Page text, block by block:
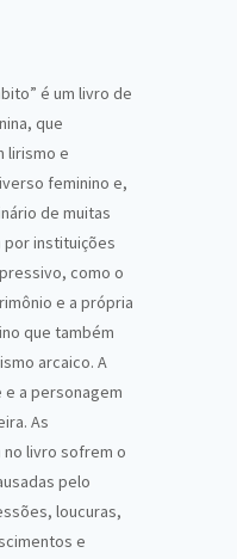
é um livro de
que
lirismo e
feminino e,
de muitas
por instituições
como o
e a própria
que também
arcaico. A
a personagem
As
livro sofrem o
pelo
loucuras,
e